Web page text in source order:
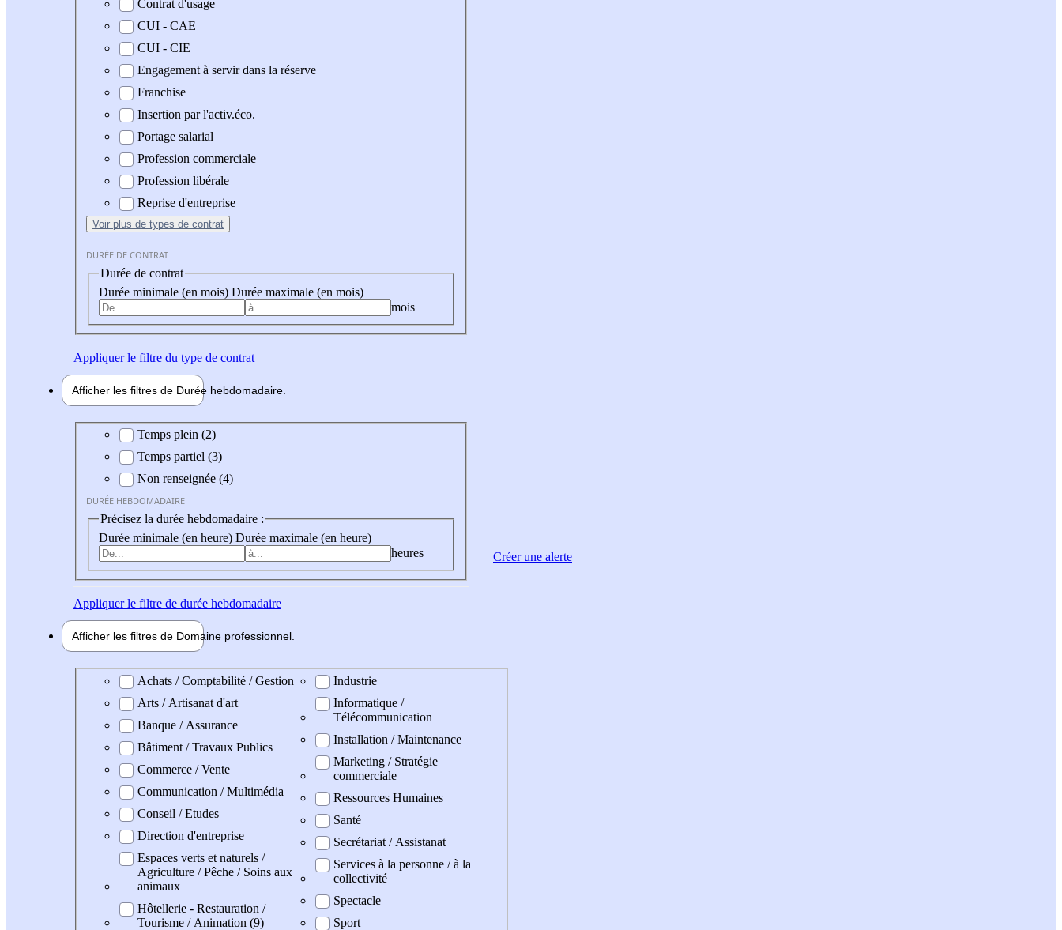
Contrat d'usage
CUI - CAE
CUI - CIE
Engagement à servir dans la réserve
Franchise
Insertion par l'activ.éco.
Portage salarial
Profession commerciale
Profession libérale
Reprise d'entreprise
Voir plus de types de contrat
DURÉE DE CONTRAT
Durée de contrat
Durée minimale (en mois) Durée maximale (en mois)
mois
Appliquerle filtre du type de contrat
Afficher les filtres de Durée hebdomadaire
Durée hebdomadaire
Temps plein (2)
Temps partiel (3)
Non renseignée (4)
DURÉE HEBDOMADAIRE
Précisez la durée hebdomadaire :
Durée minimale (en heure) Durée maximale (en heure)
heures
Appliquerle filtre de durée hebdomadaire
Afficher les filtres de Domaine professionnel
Domaine professionel
Achats / Comptabilité / Gestion
Arts / Artisanat d'art
Banque / Assurance
Bâtiment / Travaux Publics
Commerce / Vente
Communication / Multimédia
Conseil / Etudes
Direction d'entreprise
Espaces verts et naturels /
Agriculture / Pêche / Soins aux
animaux
Hôtellerie - Restauration /
Tourisme / Animation (9)
Industrie
Informatique /
Télécommunication
Installation / Maintenance
Marketing / Stratégie
commerciale
Ressources Humaines
Santé
Secrétariat / Assistanat
Services à la personne / à la
collectivité
Spectacle
Sport
Créer une alerte